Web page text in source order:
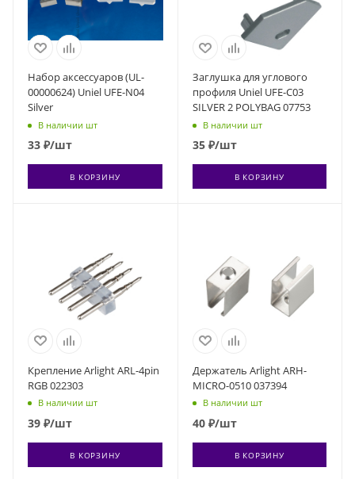
Набор аксессуаров (UL-
00000624) Uniel UFE-N04
Silver
В наличии шт
33 ₽/шт
В КОРЗИНУ
Заглушка для углового
профиля Uniel UFE-C03
SILVER 2 POLYBAG 07753
В наличии шт
35₽/шт
В КОРЗИНУ
Крепление Arlight ARL-4pin
RGB 022303
В наличии шт
39 ₽/шт
В КОРЗИНУ
Держатель Arlight ARH-
MICRO-0510 037394
В наличии шт
40₽/шт
В КОРЗИНУ